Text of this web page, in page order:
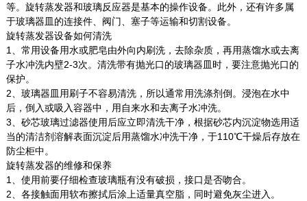
等。旋转蒸发器和玻璃反应器是基本的操作设备。此外，还有许多属
于玻璃器皿的连接件、阀门、塞子等运输和切割设备。
旋转蒸发器设备如何清洗
1、常用设备用水或肥皂由外向内刷洗，去除杂质，再用蒸馏水或去离
子水冲洗内壁2-3次。清洗带有抛光口的玻璃器皿时，要注意抛光口的
保护。
2、玻璃器皿用刷子不容易清洗，所以通常用洗涤剂倒。浸泡在水中
后，倒入或吸入容器中，用自来水和去离子水冲洗。
3、砂芯玻璃过滤器使用后应立即清洗干净，根据砂芯内沉淀物选用适
当的清洁剂溶解表面沉淀后用蒸馏水冲洗干净，于110℃干燥后存放在
防尘柜中。
旋转蒸发器的维修和保养
1、使用前要仔细检查玻璃瓶有没有破损，接口是否吻合。
2、各接触面用软布擦拭后涂上适量真空脂，同时避免灰尘进入。